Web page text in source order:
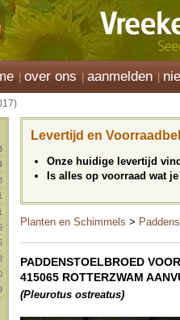
over ons aanmelden
Levertijd en
Onze huidige levertijd
Is alles op voorraad wat
Planten en Schimmels >
PADDENSTOELBROED
415065 ROTTERZWAM
(Pleurotus ostreatus)